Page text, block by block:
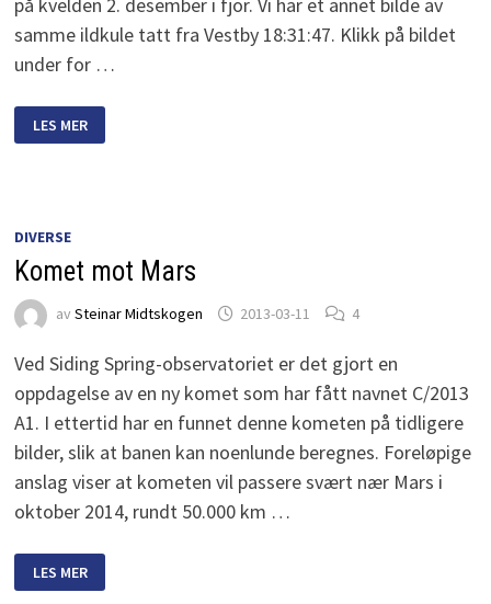
samme ildkule tatt fra Vestby 18:31:47. Klikk på bildet
under for …
ILDKULE
2.
LES MER
DIVERSE
Komet mot Mars
av Steinar Midtskogen 2013-03-11 4
Ved Siding Spring-observatoriet er det gjort en
oppdagelse av en ny komet som har fått navnet C/2013
A1. I ettertid har en funnet denne kometen på tidligere
bilder, slik at banen kan noenlunde beregnes. Foreløpige
anslag viser at kometen vil passere svært nær Mars i
oktober 2014, rundt 50.000 km …
MOT
MARS
LES MER